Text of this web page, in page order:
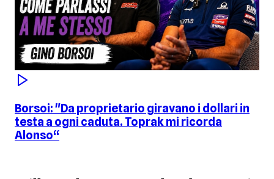
Borsoi: "Da proprietario giravano i dollari in
testa a ogni caduta. Toprak mi ricorda
Alonso“